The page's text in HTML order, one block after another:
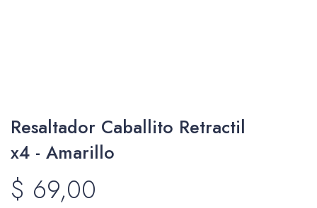
Resaltador Caballito Retractil
x4 - Amarillo
$ 69,00
Maquillaje